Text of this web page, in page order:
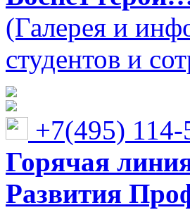
(Галерея и
студентов и
+7(495) 114-
Горячая
Развития